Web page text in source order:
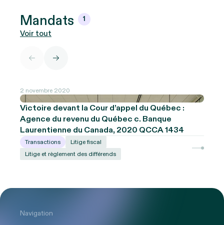
Mandats 1
Voir tout
2 novembre 2020
Victoire devant la Cour d’appel du Québec :
Agence du revenu du Québec c. Banque
Laurentienne du Canada, 2020 QCCA 1434
Transactions
Litige fiscal
Litige et règlement des différends
Navigation